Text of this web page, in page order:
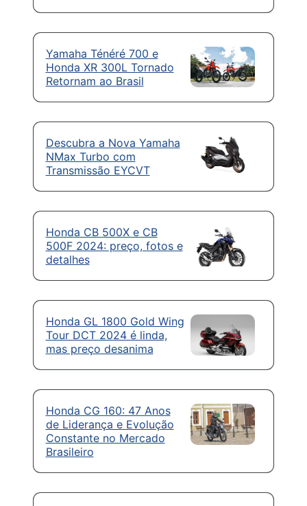
Yamaha Ténéré 700 e
Honda XR 300L Tornado
Retornam ao Brasil
Descubra a Nova Yamaha
NMax Turbo com
Transmissão EYCVT
Honda CB 500X e CB
500F 2024: preço, fotos e
detalhes
Honda GL 1800 Gold Wing
Tour DCT 2024 é linda,
mas preço desanima
Honda CG 160: 47 Anos
de Liderança e Evolução
Constante no Mercado
Brasileiro